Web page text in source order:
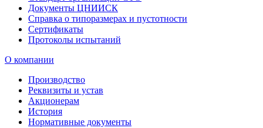
Документы ЦНИИСК
Справка о типоразмерах и пустотности
Сертификаты
Протоколы испытаний
О компании
Производство
Реквизиты и устав
Акционерам
История
Нормативные документы